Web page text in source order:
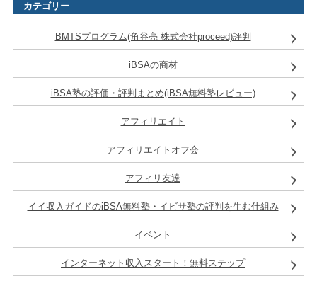
カテゴリー
BMTSプログラム(角谷亮 株式会社proceed)評判
iBSAの商材
iBSA塾の評価・評判まとめ(iBSA無料塾レビュー)
アフィリエイト
アフィリエイトオフ会
アフィリ友達
イイ収入ガイドのiBSA無料塾・イビサ塾の評判を生む仕組み
イベント
インターネット収入スタート！無料ステップ